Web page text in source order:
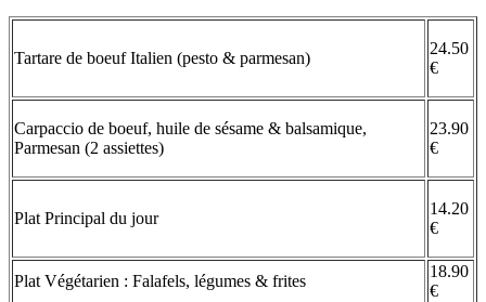
Tartare de boeuf Italien (pesto & parmesan)
24.50
€
Carpaccio de boeuf, huile de sésame & balsamique,
Parmesan (2 assiettes)
23.90
€
Plat Principal du jour
14.20
€
Plat Végétarien : Falafels, légumes & frites
18.90
€